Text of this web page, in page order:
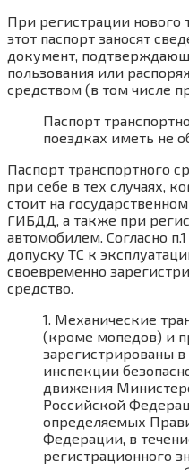
При регистрации нового
этот паспорт заносят
документ,
пользования или
средством (в том числе
Паспорт
поездках иметь не
Паспорт транспортного
при себе в тех случаях,
стоит на
ГИБДД, а также при
автомобилем. Согласно
допуску ТС к
своевременно
средство.
1. Механические
(кроме мопедов) и
зарегистрированы в
инспекции
движения
Российской
определяемых
Федерации, в
регистрационного